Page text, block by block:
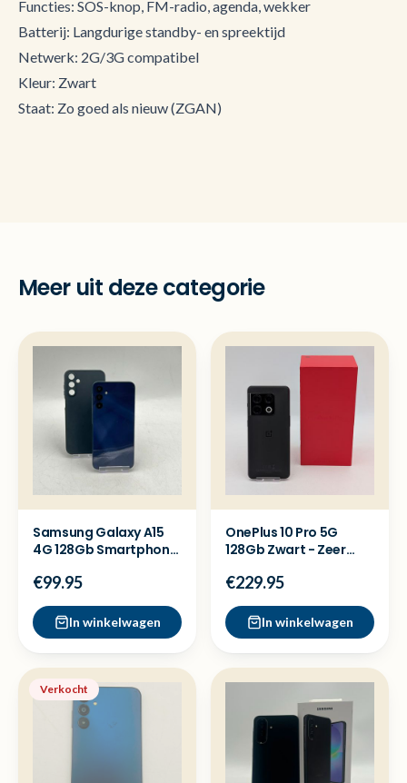
Functies: SOS-knop, FM-radio, agenda, wekker
Batterij: Langdurige standby- en spreektijd
Netwerk: 2G/3G compatibel
Kleur: Zwart
Staat: Zo goed als nieuw (ZGAN)
Meer uit deze categorie
Samsung Galaxy A15
4G 128Gb Smartphone
€99.95
In winkelwagen
OnePlus 10 Pro 5G
128Gb Zwart - Zeer
€229.95
In winkelwagen
Verkocht